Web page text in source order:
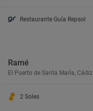
Restaurante Guía Repsol
Ramé
El Puerto de Santa María, Cádiz
2 Soles